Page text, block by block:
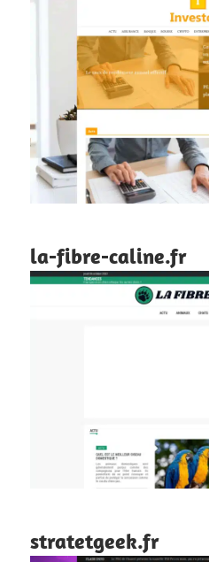
la-fibre-caline.fr
stratetgeek.fr